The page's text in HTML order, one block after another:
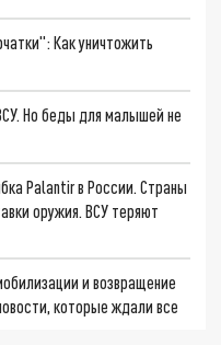
Как уничтожить
Но беды для малышей не
Palantir в России. Страны
оружия. ВСУ теряют
и возвращение
которые ждали все